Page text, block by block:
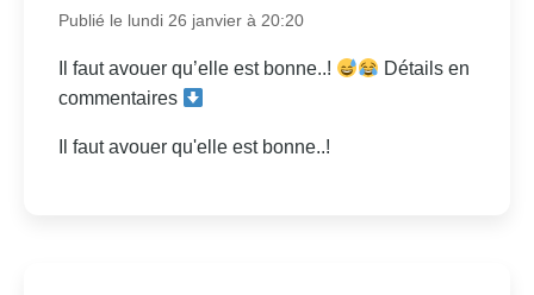
Publié le lundi 26 janvier à 20:20
Il faut avouer qu’elle est bonne..!
Détails en
commentaires
Il faut avouer qu'elle est bonne..!